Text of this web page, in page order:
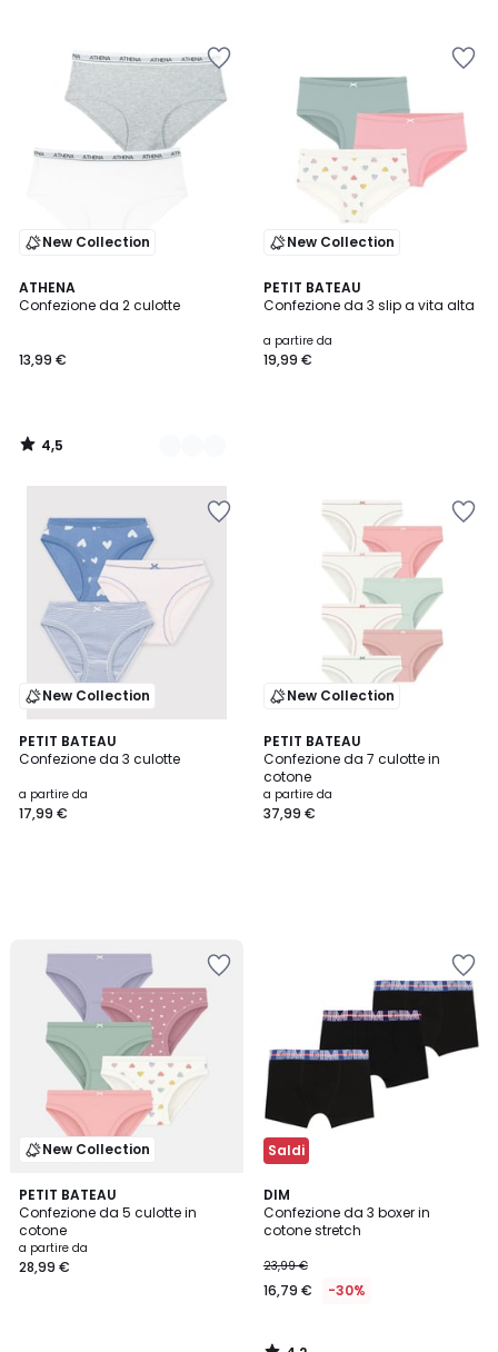
New Collection
ATHENA
Confezione da 2 culotte
13,99 €
4,5
/ 5
2
Colori
4,5
/
New Collection
PETIT BATEAU
Confezione da 3 slip a vita alta
a partire da
19,99 €
New Collection
PETIT BATEAU
Confezione da 3 culotte
a partire da
17,99 €
New Collection
PETIT BATEAU
Confezione da 7 culotte in
cotone
a partire da
37,99 €
New Collection
PETIT BATEAU
Confezione da 5 culotte in
cotone
a partire da
28,99 €
Saldi
DIM
Confezione da 3 boxer in
cotone stretch
23,99 €
16,79 € -30%
4,2
/ 5